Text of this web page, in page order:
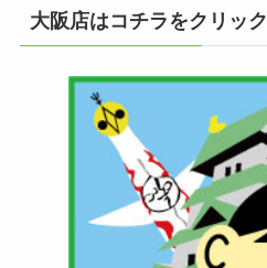
大阪店はコチラをクリック